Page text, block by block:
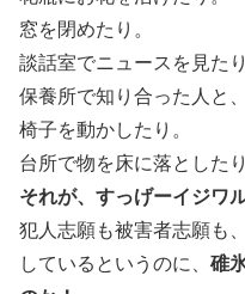
窓を閉めたり。
談話室でニュースを見たり
保養所で知り合った人と
椅子を動かしたり。
台所で物を床に落としたり
それが、すっげーイジワル
犯人志願も被害者志願も
しているというのに、 碓